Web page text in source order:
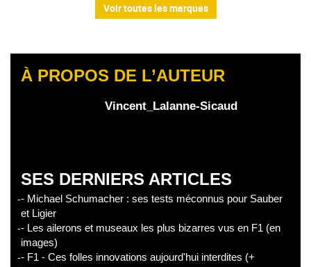
Voir toutes les marques
À PROPOS DE L’AUTEUR
Vincent_Lalanne-Sicaud
SES DERNIERS ARTICLES
- Michael Schumacher : ses tests méconnus pour Sauber
et Ligier
- Les ailerons et museaux les plus bizarres vus en F1 (en
images)
- F1 - Ces folles innovations aujourd'hui interdites (+